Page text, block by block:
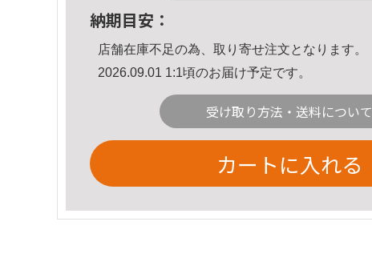
納期目安：
店舗在庫不足の為、取り寄せ注文となります。
2026.09.01 1:1頃のお届け予定です。
受け取り方法・送料について
カートに入れる